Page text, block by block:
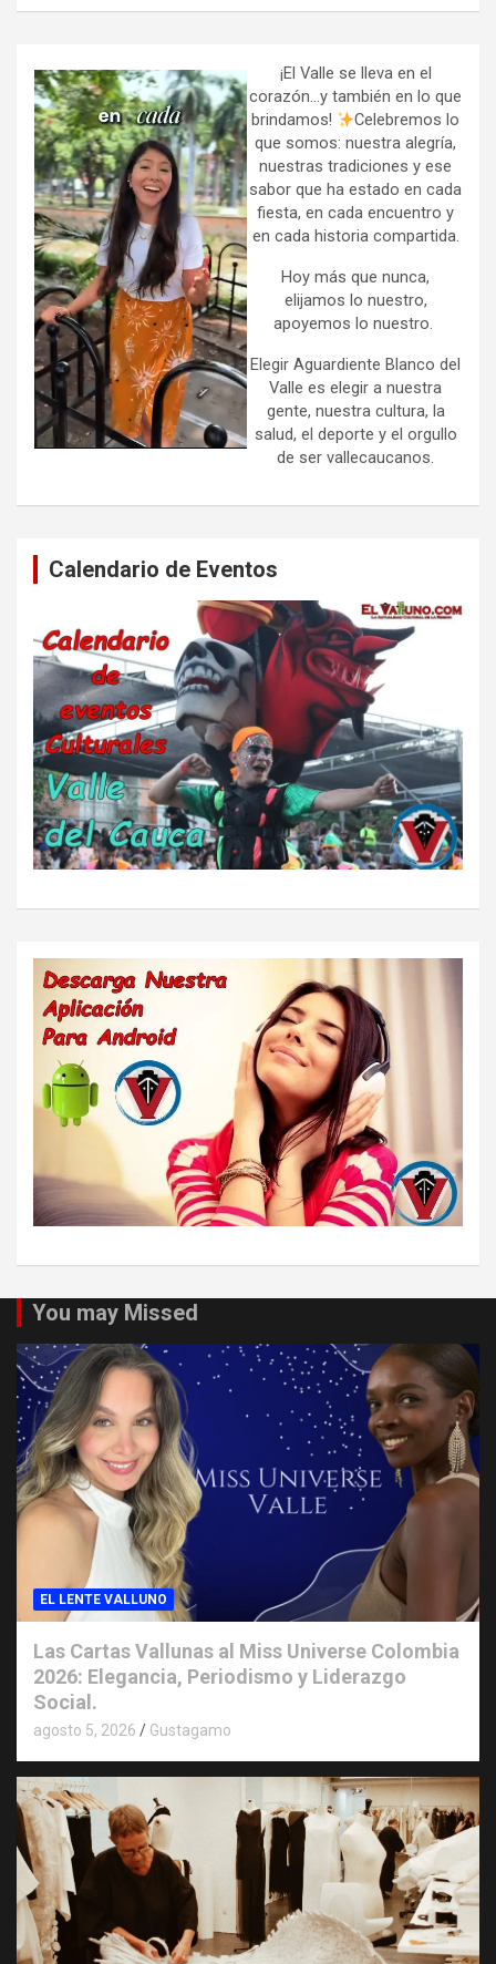
h
¡El Valle se lleva en el
corazón…y también en lo que
brindamos!
Celebremos lo
que somos: nuestra alegría,
nuestras tradiciones y ese
sabor que ha estado en cada
fiesta, en cada encuentro y
en cada historia compartida.
Hoy más que nunca,
elijamos lo nuestro,
apoyemos lo nuestro.
Elegir Aguardiente Blanco del
Valle es elegir a nuestra
gente, nuestra cultura, la
salud, el deporte y el orgullo
de ser vallecaucanos.
Calendario de Eventos
You may Missed
EL LENTE VALLUNO
Las Cartas Vallunas al Miss Universe Colombia
2026: Elegancia, Periodismo y Liderazgo
Social.
agosto 5, 2026 Gustagamo